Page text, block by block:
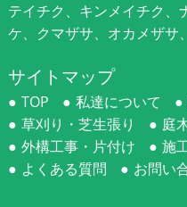
テイチク、キンメイチク、
ケ、クマザサ、オカメザサ
サイトマップ
TOP 私達について
草刈り・芝生張り
庭
外構工事・片付け
施
よくある質問
お問い